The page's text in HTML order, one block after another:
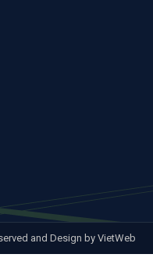
and Design by VietWeb